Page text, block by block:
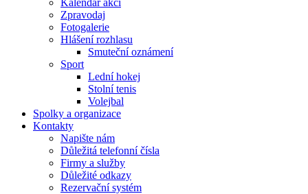
Kalendář akcí
Zpravodaj
Fotogalerie
Hlášení rozhlasu
Smuteční oznámení
Sport
Lední hokej
Stolní tenis
Volejbal
Spolky a organizace
Kontakty
Napište nám
Důležitá telefonní čísla
Firmy a služby
Důležité odkazy
Rezervační systém